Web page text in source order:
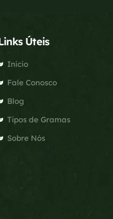
Úteis
Início
Fale Conosco
Blog
Tipos de Gramas
Sobre Nós